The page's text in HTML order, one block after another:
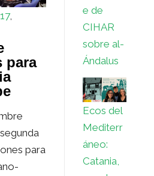
,
para
para
e de
CIHAR
sobre al-
Ándalus
Ecos del
Mediterr
áneo:
Catania,